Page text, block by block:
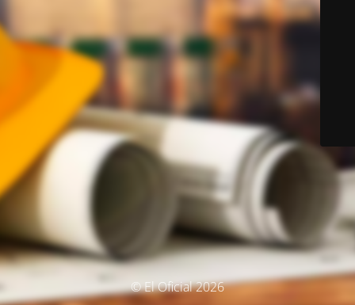
© El Oficial 2026